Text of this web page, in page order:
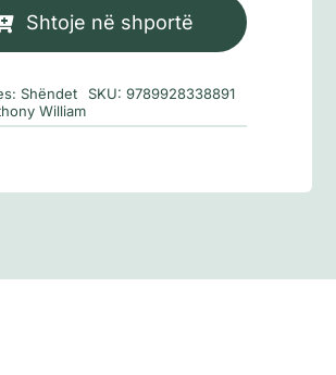
i
mëlçisë
Shtoje në shportë
Shëndet SKU:9789928338891
William